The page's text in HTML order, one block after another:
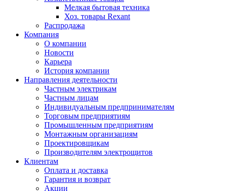
Мелкая бытовая техника
Хоз. товары Rexant
Распродажа
Компания
О компании
Новости
Карьера
История компании
Направления деятельности
Частным электрикам
Частным лицам
Индивидуальным предпринимателям
Торговым предприятиям
Промышленным предприятиям
Монтажным организациям
Проектировщикам
Производителям электрощитов
Клиентам
Оплата и доставка
Гарантия и возврат
Акции